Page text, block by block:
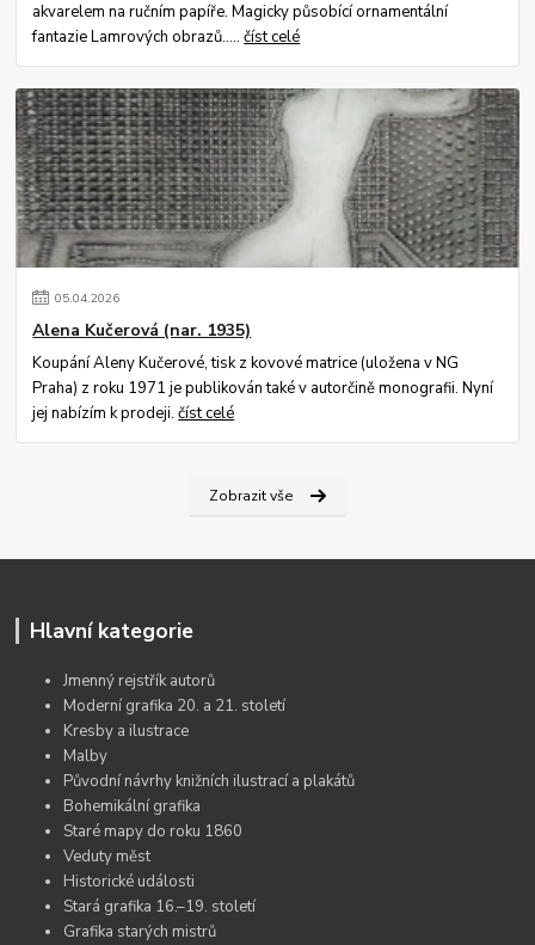
akvarelem na ručním papíře. Magicky působící ornamentální
fantazie Lamrových obrazů.....číst celé
05.04.2026
Alena Kučerová (nar. 1935)
Koupání Aleny Kučerové, tisk z kovové matrice (uložena v NG
Praha) z roku 1971 je publikován také v autorčině monografii. Nyní
jej nabízím k prodeji.číst celé
Zobrazit vše
Hlavní kategorie
Jmenný rejstřík autorů
Moderní grafika 20. a 21. století
Kresby a ilustrace
Malby
Původní návrhy knižních ilustrací a plakátů
Bohemikální grafika
Staré mapy do roku 1860
Veduty měst
Historické události
Stará grafika 16.–19. století
Grafika starých mistrů